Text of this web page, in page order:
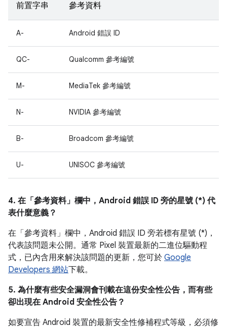
前置字串 參考資料
A- Android 錯誤 ID
QC- Qualcomm 參考編號
M- MediaTek 參考編號
N- NVIDIA 參考編號
B- Broadcom 參考編號
U- UNISOC 參考編號
4. 在「參考資料」 欄中，Android 錯誤 ID 旁的星號 (*) 代
表什麼意義？
在「參考資料」欄中， Android 錯誤 ID 旁若標有星號 (*)，
代表該問題未公開。通常 Pixel 裝置最新的二進位驅動程
式，已內含用來解決該問題的更新，您可於 Google
Developers 網站下載。
5. 為什麼有些安全漏洞會刊載在這份安全性公告，而有些
卻出現在 Android 安全性公告？
如要宣告 Android 裝置的最新安全性修補程式等級，必須修